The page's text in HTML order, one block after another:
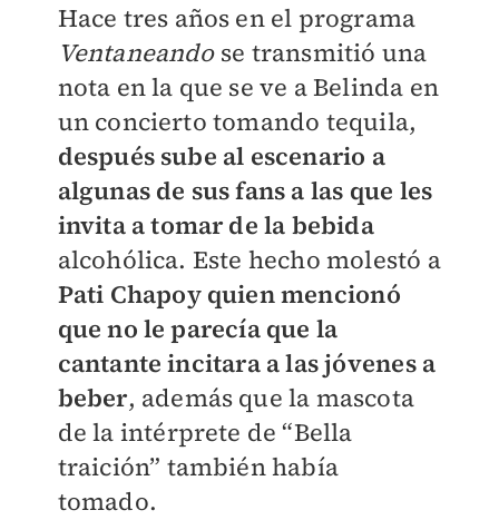
Hace tres años en el programa
Ventaneandose transmitió una
nota en la que se ve a Belinda en
un concierto tomando tequila,
después sube al escenario a
algunas de sus fans a las que les
invita a tomar de la bebida
alcohólica. Este hecho molestó a
Pati Chapoy quien mencionó
que no le parecía que la
cantante incitara a las jóvenes a
beber, además que la mascota
de la intérprete de “Bella
traición” también había
tomado.